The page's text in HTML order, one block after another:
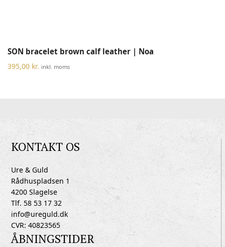
SON bracelet brown calf leather | Noa
395,00 kr. inkl. moms
KONTAKT OS
Ure & Guld
Rådhuspladsen 1
4200 Slagelse
Tlf. 58 53 17 32
info@ureguld.dk
CVR: 40823565
ÅBNINGSTIDER